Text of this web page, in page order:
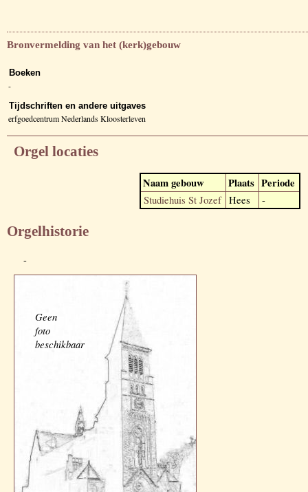
Bronvermelding van het (kerk)gebouw
Boeken
-
Tijdschriften en andere uitgaves
erfgoedcentrum Nederlands Kloosterleven
Orgel locaties
Naam gebouw Plaats Periode
Studiehuis St Jozef Hees -
Orgelhistorie
-
Geen
foto
beschikbaar